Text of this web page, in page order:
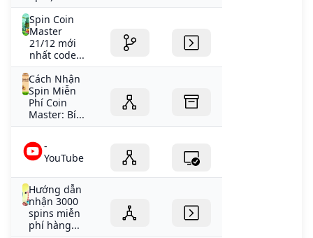
Spin Coin
Master
21/12 mới
nhất code...
Cách Nhận
Spin Miễn
Phí Coin
Master: Bí...
-
YouTube
Hướng dẫn
nhận 3000
spins miễn
phí hàng...